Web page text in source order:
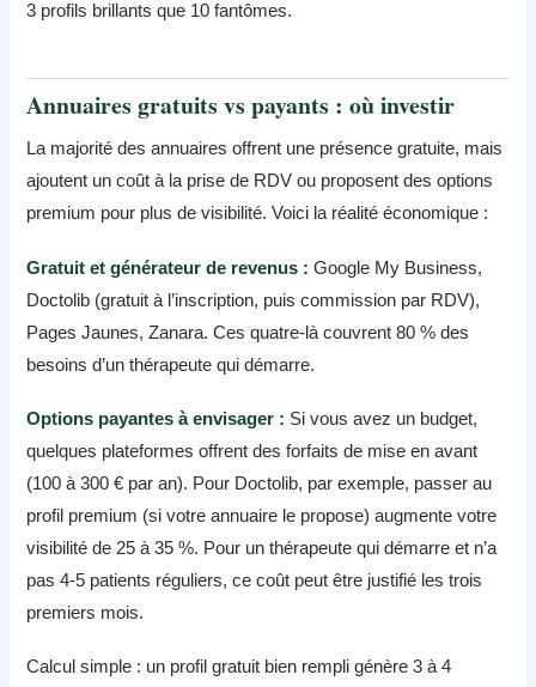
3 profils brillants que 10 fantômes.
Annuaires gratuits vs payants : où investir
La majorité des annuaires offrent une présence gratuite, mais
ajoutent un coût à la prise de RDV ou proposent des options
premium pour plus de visibilité. Voici la réalité économique :
Gratuit et générateur de revenus : Google My Business,
Doctolib (gratuit à l’inscription, puis commission par RDV),
Pages Jaunes, Zanara. Ces quatre-là couvrent 80 % des
besoins d’un thérapeute qui démarre.
Options payantes à envisager : Si vous avez un budget,
quelques plateformes offrent des forfaits de mise en avant
(100 à 300 € par an). Pour Doctolib, par exemple, passer au
profil premium (si votre annuaire le propose) augmente votre
visibilité de 25 à 35 %. Pour un thérapeute qui démarre et n’a
pas 4-5 patients réguliers, ce coût peut être justifié les trois
premiers mois.
Calcul simple : un profil gratuit bien rempli génère 3 à 4